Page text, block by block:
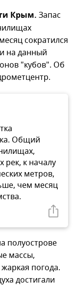
Крым. Запас
сократился
на данный
"кубов". Об
Общий
рек, к началу
метров,
чем месяц
полуострове
массы,
погода.
достигали